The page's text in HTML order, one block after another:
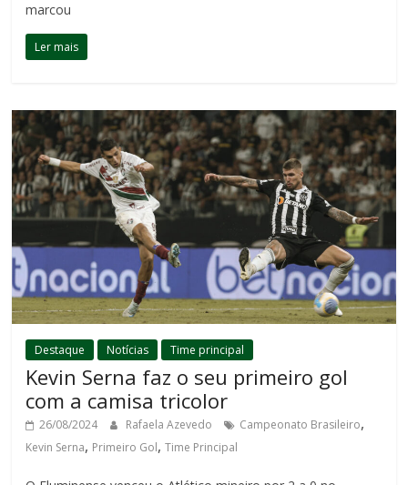
marcou
Ler mais
Destaque Notícias Time principal
Kevin Serna faz o seu primeiro gol
com a camisa tricolor
26/08/2024 Rafaela Azevedo Campeonato Brasileiro,
Kevin Serna, Primeiro Gol,Time Principal